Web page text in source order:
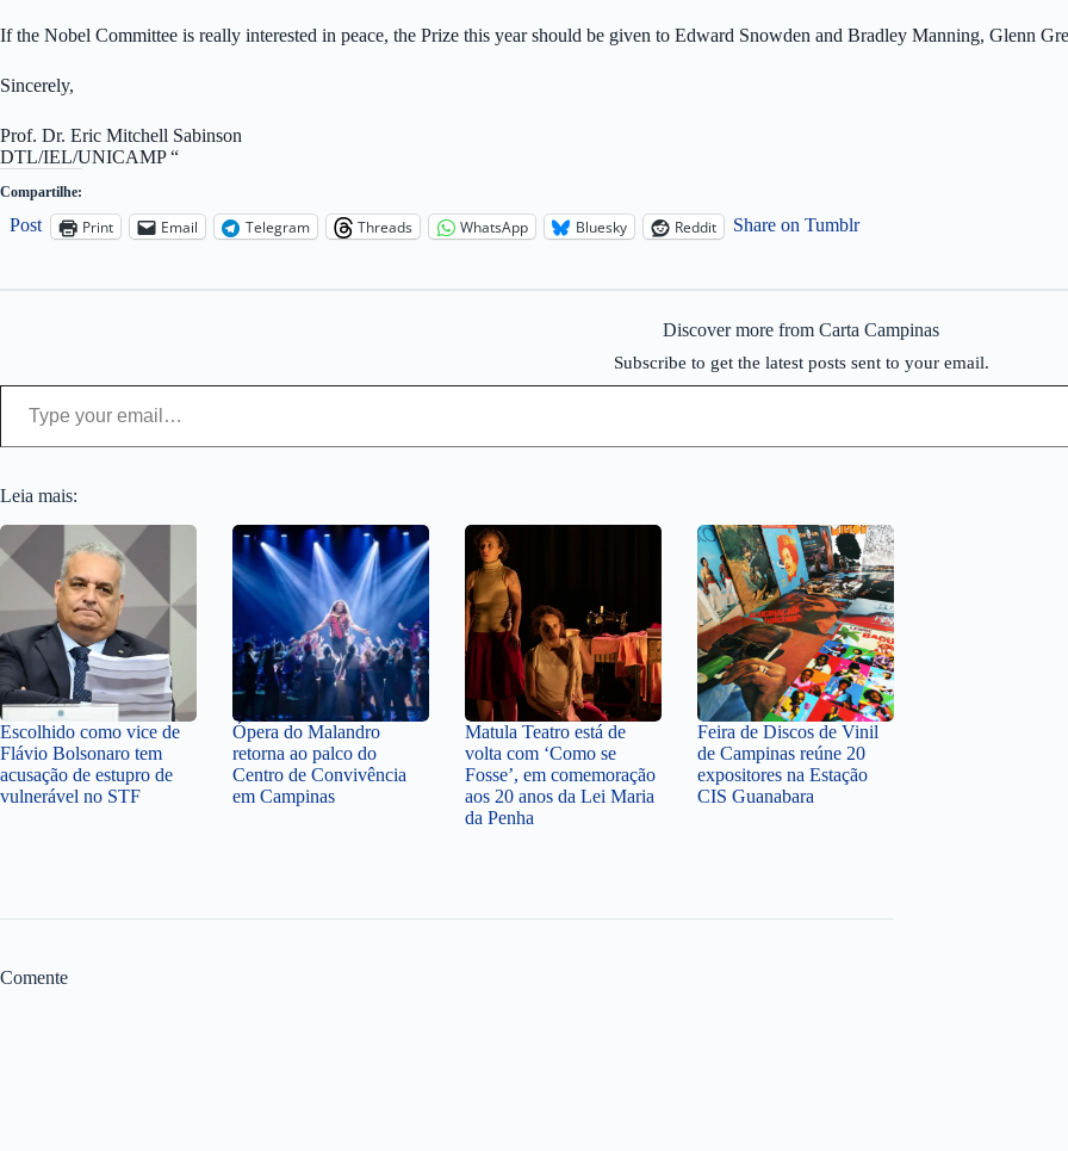
If the Nobel Committee is really interested in peace, the Prize this year should be given to Edward Snowden and Bradley Manning, Glenn
Sincerely,
Prof. Dr. Eric Mitchell Sabinson
DTL/IEL/UNICAMP “
Compartilhe:
Post Print Email Telegram Threads WhatsApp Bluesky Reddit Share on Tumblr
Discover more from Carta Campinas
Subscribe to get the latest posts sent to your email.
Type your email…
Leia mais:
Escolhido como vice de
Flávio Bolsonaro tem
acusação de estupro de
vulnerável no STF
Ópera do Malandro
retorna ao palco do
Centro de Convivência
em Campinas
Matula Teatro está de
volta com ‘Como se
Fosse’, em comemoração
aos 20 anos da Lei Maria
da Penha
Feira de Discos de Vinil
de Campinas reúne 20
expositores na Estação
CIS Guanabara
Comente